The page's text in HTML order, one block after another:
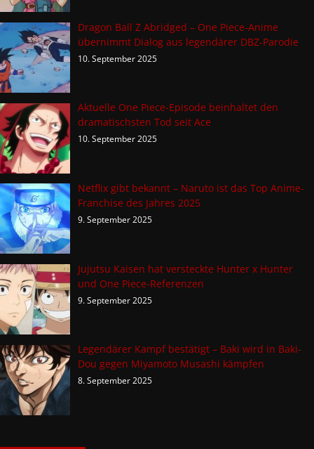
Dragon Ball Z Abridged – One Piece-Anime
übernimmt Dialog aus legendärer DBZ-Parodie
10. September 2025
Aktuelle One Piece-Episode beinhaltet den
dramatischsten Tod seit Ace
10. September 2025
Netflix gibt bekannt – Naruto ist das Top Anime-
Franchise des Jahres 2025
9. September 2025
Jujutsu Kaisen hat versteckte Hunter x Hunter
und One Piece-Referenzen
9. September 2025
Legendärer Kampf bestätigt – Baki wird in Baki-
Dou gegen Miyamoto Musashi kämpfen
8. September 2025